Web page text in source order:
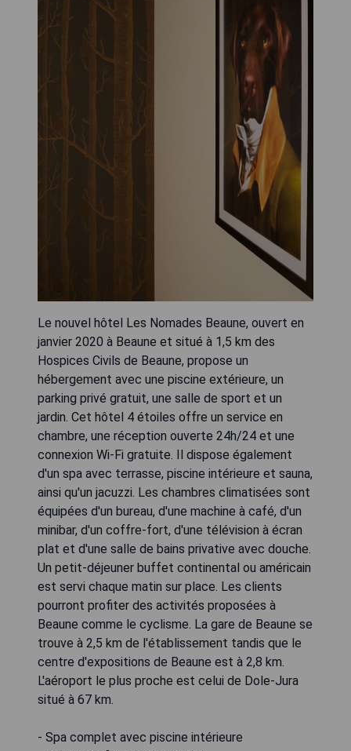
Le nouvel hôtel Les Nomades Beaune, ouvert en
janvier 2020 à Beaune et situé à 1,5 km des
Hospices Civils de Beaune, propose un
hébergement avec une piscine extérieure, un
parking privé gratuit, une salle de sport et un
jardin. Cet hôtel 4 étoiles offre un service en
chambre, une réception ouverte 24h/24 et une
connexion Wi-Fi gratuite. Il dispose également
d'un spa avec terrasse, piscine intérieure et sauna,
ainsi qu'un jacuzzi. Les chambres climatisées sont
équipées d'un bureau, d'une machine à café, d'un
minibar, d'un coffre-fort, d'une télévision à écran
plat et d'une salle de bains privative avec douche.
Un petit-déjeuner buffet continental ou américain
est servi chaque matin sur place. Les clients
pourront profiter des activités proposées à
Beaune comme le cyclisme. La gare de Beaune se
trouve à 2,5 km de l'établissement tandis que le
centre d'expositions de Beaune est à 2,8 km.
L'aéroport le plus proche est celui de Dole-Jura
situé à 67 km.
- Spa complet avec piscine intérieure